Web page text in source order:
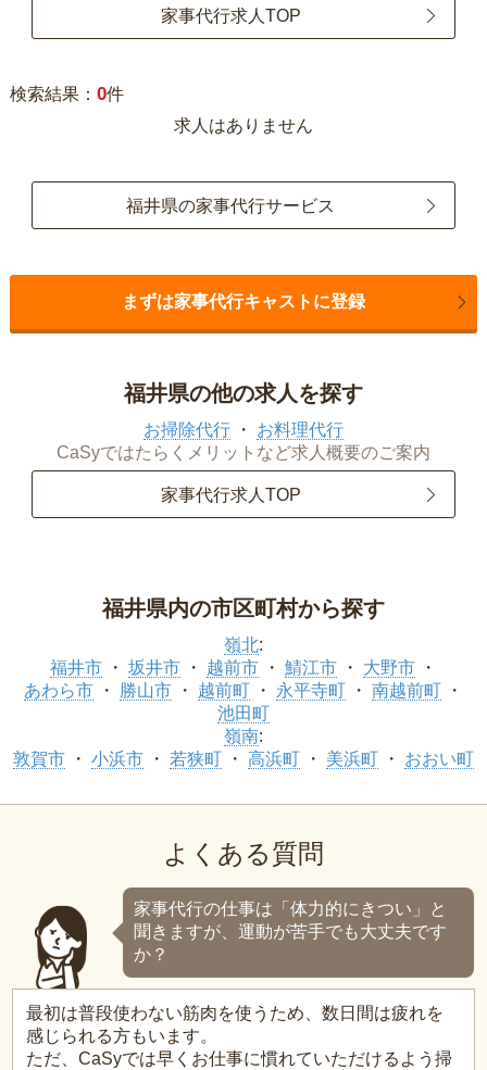
家事代行求人TOP
検索結果： 0件
求人はありません
福井県の家事代行サービス
まずは家事代行キャストに登録
福井県の他の求人を探す
お掃除代行
お料理代行
CaSyではたらくメリットなど求人概要のご案内
家事代行求人TOP
福井県内の市区町村から探す
嶺北:
福井市
坂井市 越前市 鯖江市
大野市
あわら市
勝山市 越前町 永平寺町
南越前町
池田町
嶺南:
敦賀市
小浜市 若狭町 高浜町 美浜町 おおい町
よくある質問
家事代行の仕事は「体力的にきつい」と
聞きますが、運動が苦手でも大丈夫です
か？
最初は普段使わない筋肉を使うため、数日間は疲れを
感じられる方もいます。
ただ、CaSyでは早くお仕事に慣れていただけるよう掃